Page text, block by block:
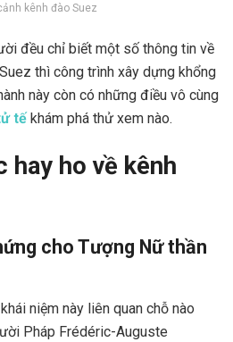
kênh đào Suez
đều chỉ biết một số thông tin về
thì công trình xây dựng khổng
này còn có những điều vô cùng
tế khám phá thử xem nào.
ho về kênh
cho Tượng Nữ thần
niệm này liên quan chỗ nào
Pháp Frédéric-Auguste